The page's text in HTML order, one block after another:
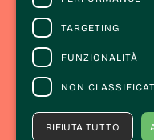
CONTATTI
Per informazioni e
Clicca qui
Per informazioni sul
organizzatore.
TARGETING
FUNZIONALITÀ
NON
RIFIUTA TUTTO